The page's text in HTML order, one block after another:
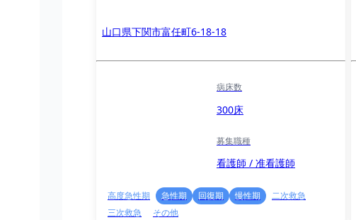
山口県下関市富任町6-18-18
病床数
300床
募集職種
看護師 / 准看護師
高度急性期 急性期 回復期 慢性期
二次救急
三次救急
その他